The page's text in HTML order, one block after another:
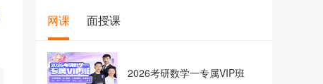
网课 面授课
2026考研数学一专属VIP班